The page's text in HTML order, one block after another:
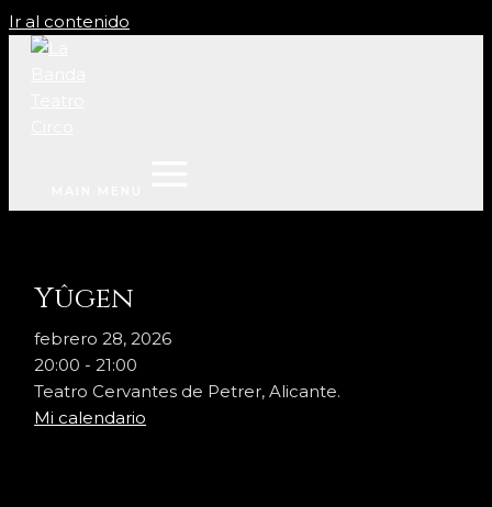
Ir al contenido
Yûgen
febrero 28, 2026
20:00 -21:00
Teatro Cervantes de Petrer, Alicante.
Mi calendario